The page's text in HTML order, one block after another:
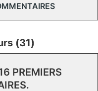
(31)
PREMIERS